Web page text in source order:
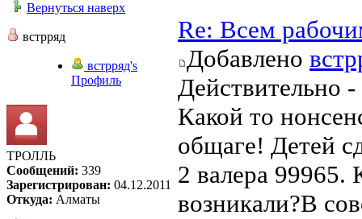
Вернуться наверх
встрряд
встрряд's
Профиль
ТРОЛЛЬ
Сообщений: 339
Зарегистрирован: 04.12.2011
Откуда: Алматы
Re: Всем
Добавлено
Действительно
Какой то
общаге! Детей
2 валера 99965.
возникали?В